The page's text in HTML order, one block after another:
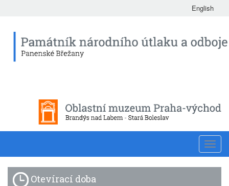
English
Otevírací doba